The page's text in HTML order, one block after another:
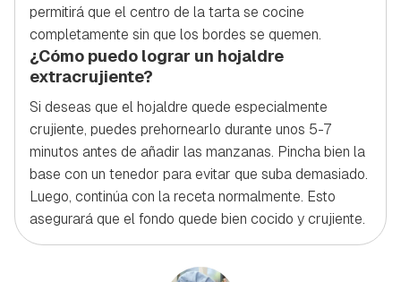
permitirá que el centro de la tarta se cocine
completamente sin que los bordes se quemen.
¿Cómo puedo lograr un hojaldre
extracrujiente?
Si deseas que el hojaldre quede especialmente
crujiente, puedes prehornearlo durante unos 5-7
minutos antes de añadir las manzanas. Pincha bien la
base con un tenedor para evitar que suba demasiado.
Luego, continúa con la receta normalmente. Esto
asegurará que el fondo quede bien cocido y crujiente.